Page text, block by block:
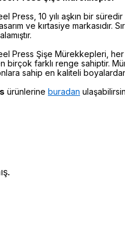
Press, 10 yılı aşkın bir
ve kırtasiye markasıdır.
Press Şişe Mürekkepleri, her
birçok farklı renge sahiptir.
sahip en kaliteli
ürünlerine buradan